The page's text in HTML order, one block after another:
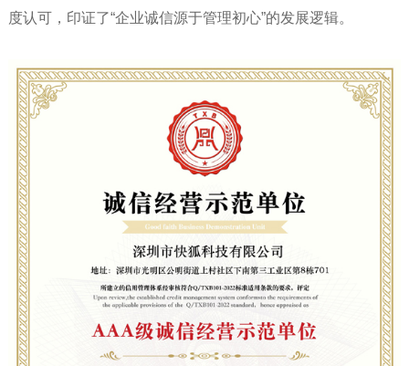
度认可，印证了“企业诚信源于管理初心”的发展逻辑。